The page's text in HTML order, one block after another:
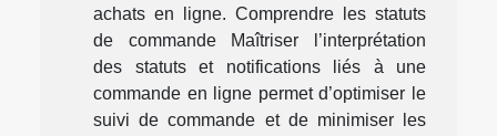
achats en ligne. Comprendre les statuts
de commande Maîtriser l’interprétation
des statuts et notifications liés à une
commande en ligne permet d’optimiser le
suivi de commande et de minimiser les